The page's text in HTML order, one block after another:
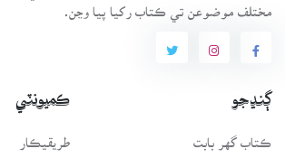
مختلف موضوعن تي ڪتاب رکيا پيا وڃن.
ڳنڍجو
ڪتاب گهر بابت
ڪميونٽي
طريقيڪار